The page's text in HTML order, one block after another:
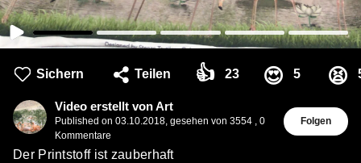
Sichern Teilen 👍 23 😍 5 😫
Video erstellt von Art
Published on 03.10.2018, gesehen von 3554 , 0
Kommentare
Folgen
Der Printstoff ist zauberhaft